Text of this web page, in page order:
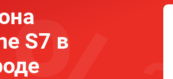
S7 в